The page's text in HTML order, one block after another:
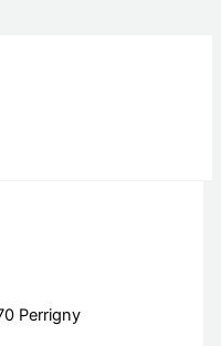
Perrigny